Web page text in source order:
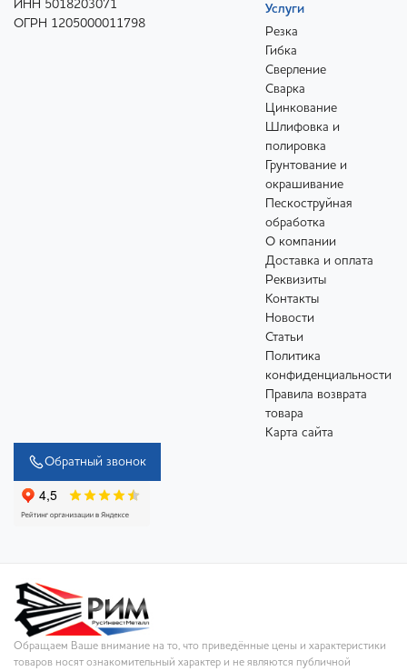
ИНН 5018203071
ОГРН 1205000011798
Услуги
Резка
Гибка
Сверление
Сварка
Цинкование
Шлифовка и
полировка
Грунтование и
окрашивание
Пескоструйная
обработка
О компании
Доставка и оплата
Реквизиты
Контакты
Новости
Статьи
Политика
конфиденциальности
Правила возврата
товара
Карта сайта
Обратный звонок
Обращаем Ваше внимание на то, что приведённые цены и характеристики
товаров носят ознакомительный характер и не являются публичной